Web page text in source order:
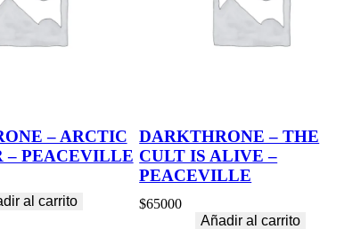
– ARCTIC
– PEACEVILLE
al carrito
DARKTHRONE – THE
CULT IS ALIVE –
PEACEVILLE
$65000
Añadir al carrito